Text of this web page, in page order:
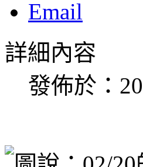
詳細內容
發佈於：